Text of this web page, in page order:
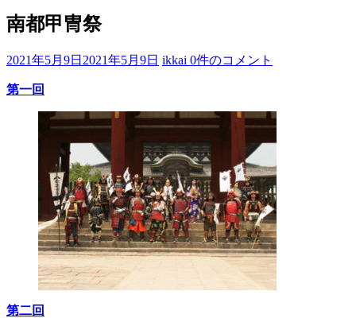
っ
そ
て
南都甲冑祭
2021年5月9日 2021年5月9日 ikkai 0件のコメント
第一回
第二回